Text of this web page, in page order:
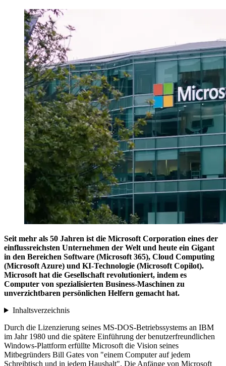
Seit mehr als 50 Jahren ist die Microsoft Corporation eines der
einflussreichsten Unternehmen der Welt und heute ein Gigant
in den Bereichen Software (Microsoft 365), Cloud Computing
(Microsoft Azure) und KI-Technologie (Microsoft Copilot).
Microsoft hat die Gesellschaft revolutioniert, indem es
Computer von spezialisierten Business-Maschinen zu
unverzichtbaren persönlichen Helfern gemacht hat.
Inhaltsverzeichnis
Durch die Lizenzierung seines MS-DOS-Betriebssystems an IBM
im Jahr 1980 und die spätere Einführung der benutzerfreundlichen
Windows-Plattform erfüllte Microsoft die Vision seines
Mitbegründers Bill Gates von "einem Computer auf jedem
Schreibtisch und in jedem Haushalt". Die Anfänge von Microsoft